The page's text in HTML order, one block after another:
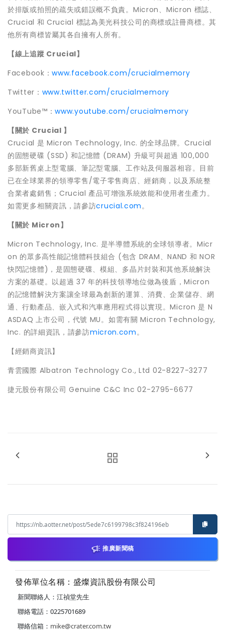
於排版或拍照的疏失或錯誤概不負責。Micron、Micron 標誌、
Crucial 和 Crucial 標誌為美光科技公司的商標或註冊商標。其
他所有商標皆屬其各自擁有人所有。
【線上追蹤 Crucial】
Facebook：www.facebook.com/crucialmemory
Twitter： www.twitter.com/crucialmemory
YouTube™：www.youtube.com/crucialmemory
【關於 Crucial 】
Crucial 是 Micron Technology, Inc. 的全球品牌。Crucial
的固態硬碟 (SSD) 和記憶體 (DRAM) 升級可與超過 100,000
多部新舊桌上型電腦、筆記型電腦、工作站及伺服器相容。目前
已在全球業界的領導零售/電子零售商店、經銷商，以及系統整
合業者處銷售；Crucial 產品可增強系統效能和使用者生產力。
如需更多相關資訊，請參訪crucial.com。
【關於 Micron】
Micron Technology, Inc. 是半導體系統的全球領導者。Micr
on 的眾多高性能記憶體科技組合 (包含 DRAM、NAND 和 NOR
快閃記憶體)，是固態硬碟、模組、多晶片封裝和其他系統解決
方案的基礎。以超過 37 年的科技領導地位做為後盾，Micron
的記憶體解決方案讓全球最為創新的運算、消費、企業儲存、網
通、行動產品、嵌入式和汽車應用程式得以實現。Micron 是 N
ASDAQ 上市公司，代號 MU。如需有關 Micron Technology,
Inc. 的詳細資訊，請參訪micron.com。
【經銷商資訊】
青雲國際 Albatron Technology Co., Ltd 02-8227-3277
捷元股份有限公司 Genuine C&C Inc 02-2795-6677
推廣新聞稿
發佈單位名稱：盛燦資訊股份有限公司
新聞聯絡人：江禎堂先生
聯絡電話：0225701689
聯絡信箱： mike@crater.com.tw